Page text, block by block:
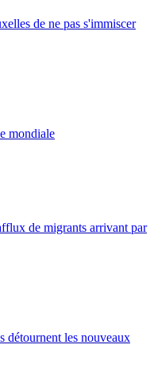
de ne pas s'immiscer
mondiale
de migrants arrivant par
détournent les nouveaux